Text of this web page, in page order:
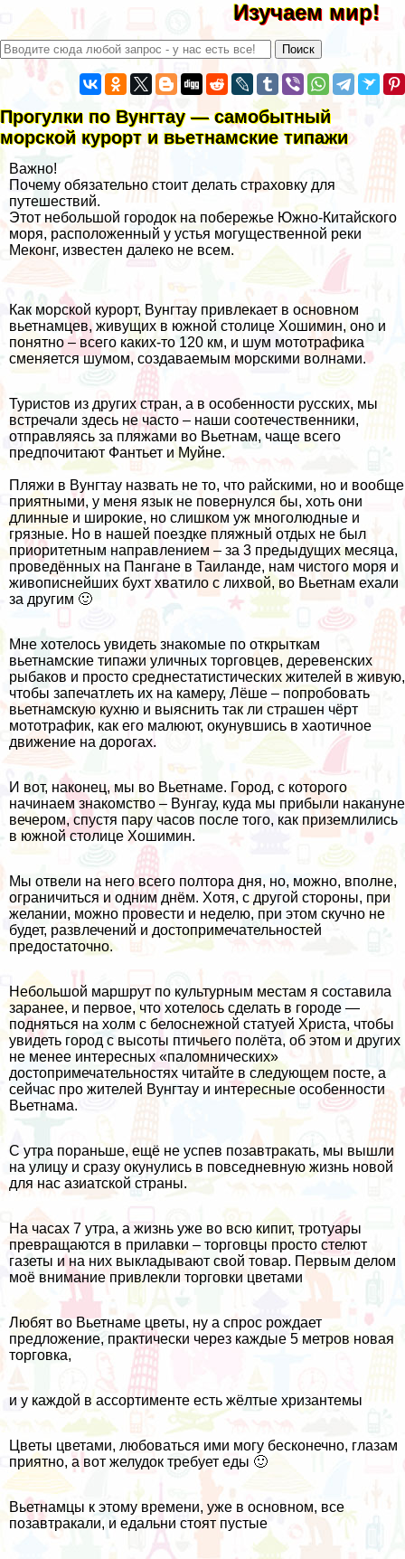
Изучаем мир!
Прогулки по Вунгтау — самобытный
морской курорт и вьетнамские типажи
Важно!
Почему обязательно стоит делать страховку для
путешествий.
Этот небольшой городок на побережье Южно-Китайского
моря, расположенный у устья могущественной реки
Меконг, известен далеко не всем.
Как морской курорт, Вунгтау привлекает в основном
вьетнамцев, живущих в южной столице Хошимин, оно и
понятно – всего каких-то 120 км, и шум мототрафика
сменяется шумом, создаваемым морскими волнами.
Туристов из других стран, а в особенности русских, мы
встречали здесь не часто – наши соотечественники,
отправляясь за пляжами во Вьетнам, чаще всего
предпочитают Фантьет и Муйне.
Пляжи в Вунгтау назвать не то, что райскими, но и вообще
приятными, у меня язык не повернулся бы, хоть они
длинные и широкие, но слишком уж многолюдные и
грязные. Но в нашей поездке пляжный отдых не был
приоритетным направлением – за 3 предыдущих месяца,
проведённых на Пангане в Таиланде, нам чистого моря и
живописнейших бухт хватило с лихвой, во Вьетнам ехали
за другим 🙂
Мне хотелось увидеть знакомые по открыткам
вьетнамские типажи уличных торговцев, деревенских
рыбаков и просто среднестатистических жителей в живую,
чтобы запечатлеть их на камеру, Лёше – попробовать
вьетнамскую кухню и выяснить так ли страшен чёрт
мототрафик, как его малюют, окунувшись в хаотичное
движение на дорогах.
И вот, наконец, мы во Вьетнаме. Город, с которого
начинаем знакомство – Вунгау, куда мы прибыли накануне
вечером, спустя пару часов после того, как приземлились
в южной столице Хошимин.
Мы отвели на него всего полтора дня, но, можно, вполне,
ограничиться и одним днём. Хотя, с другой стороны, при
желании, можно провести и неделю, при этом скучно не
будет, развлечений и достопримечательностей
предостаточно.
Небольшой маршрут по культурным местам я составила
заранее, и первое, что хотелось сделать в городе —
подняться на холм с белоснежной статуей Христа, чтобы
увидеть город с высоты птичьего полёта, об этом и других
не менее интересных «паломнических»
достопримечательностях читайте в следующем посте, а
сейчас про жителей Вунгтау и интересные особенности
Вьетнама.
С утра пораньше, ещё не успев позавтракать, мы вышли
на улицу и сразу окунулись в повседневную жизнь новой
для нас азиатской страны.
На часах 7 утра, а жизнь уже во всю кипит, тротуары
превращаются в прилавки – торговцы просто стелют
газеты и на них выкладывают свой товар. Первым делом
моё внимание привлекли торговки цветами
Любят во Вьетнаме цветы, ну а спрос рождает
предложение, практически через каждые 5 метров новая
торговка,
и у каждой в ассортименте есть жёлтые хризантемы
Цветы цветами, любоваться ими могу бесконечно, глазам
приятно, а вот желудок требует еды 🙂
Вьетнамцы к этому времени, уже в основном, все
позавтракали, и едальни стоят пустые